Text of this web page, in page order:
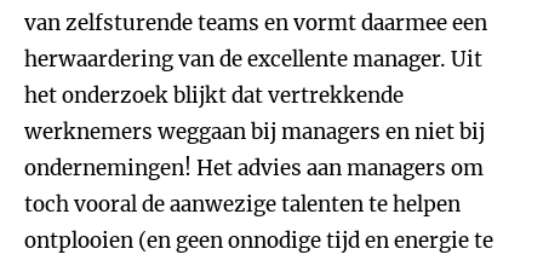
van zelfsturende teams en vormt daarmee een
herwaardering van de excellente manager. Uit
het onderzoek blijkt dat vertrekkende
werknemers weggaan bij managers en niet bij
ondernemingen! Het advies aan managers om
toch vooral de aanwezige talenten te helpen
ontplooien (en geen onnodige tijd en energie te